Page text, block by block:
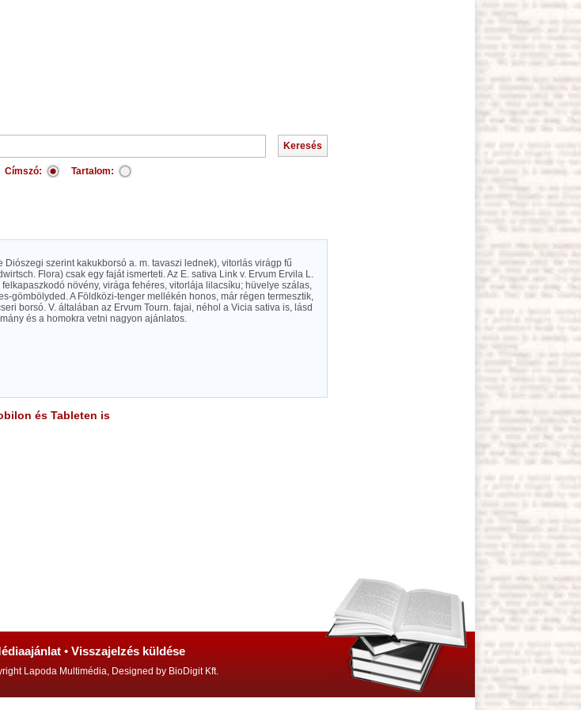
Címszó: Tartalom:
szerint kakukborsó a. m. tavaszi lednek), vitorlás virágp fű
Flora) csak egy faját ismerteti. Az E. sativa Link v. Ervum Ervila L.
növény, virága fehéres, vitorlája lilacsíku; hüvelye szálas,
gömbölyded. A Földközi-tenger mellékén honos, már régen termesztik,
borsó. V. általában az Ervum Tourn. fajai, néhol a Vicia sativa is, lásd
és a homokra vetni nagyon ajánlatos.
és Tableten is
• Visszajelzés küldése
Lapoda Multimédia, Designed by BioDigit Kft.